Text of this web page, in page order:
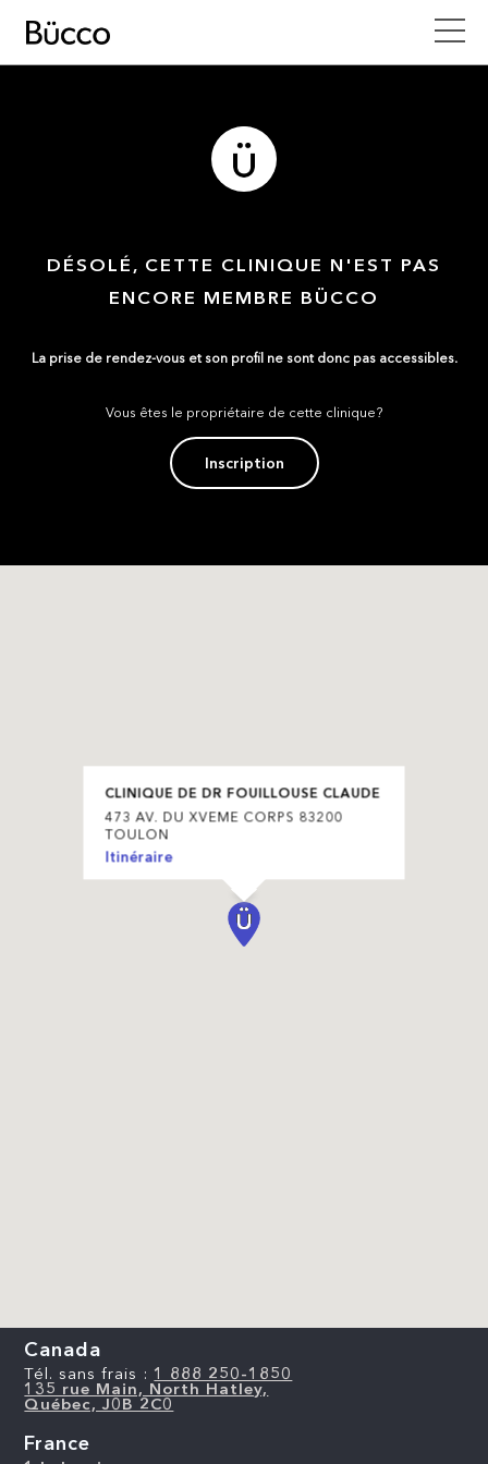
DÉSOLÉ, CETTE CLINIQUE N'EST PAS
ENCORE MEMBRE BÜCCO
La prise de rendez-vous et son profil ne sont donc pas accessibles.
Vous êtes le propriétaire de cette clinique?
Inscription
CLINIQUE DE DR FOUILLOUSE CLAUDE
473 AV. DU XVEME CORPS 83200
TOULON
Itinéraire
Canada
Tél. sans frais : 1 888 250-1850
135 rue Main, North Hatley,
Québec, J0B 2C0
France